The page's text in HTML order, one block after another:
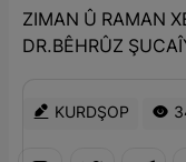
ZIMAN Û RAMAN
DR.BÊHRÛZ
KURDŞOP